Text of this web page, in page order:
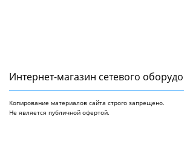
Интернет-магазин сетeвого
Копирование материалов сайта строго запрещено.
Не является публичной офертой.